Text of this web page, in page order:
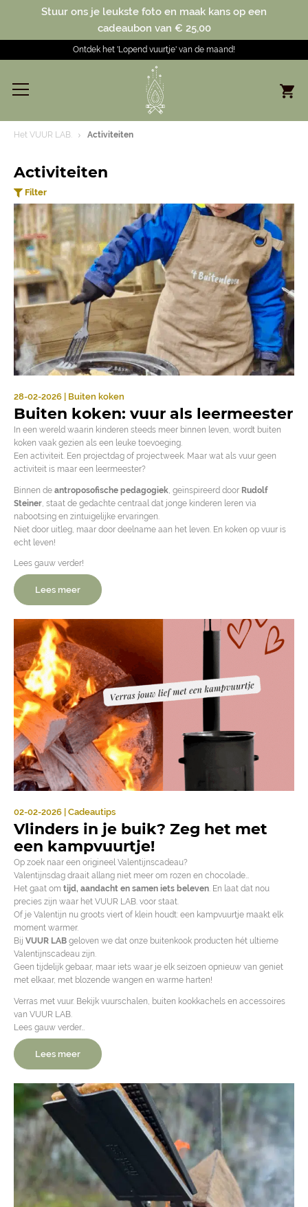
Stuur ons je leukste foto en maak kans op een
cadeaubon van € 25,00
Ontdek het 'Lopend vuurtje' van de maand!
Het VUUR LAB. Activiteiten
Activiteiten
Filter
28-02-2026 | Buiten koken
Buiten koken: vuur als leermeester
In een wereld waarin kinderen steeds meer binnen leven, wordt buiten
koken vaak gezien als een leuke toevoeging.
Een activiteit. Een projectdag of projectweek. Maar wat als vuur geen
activiteit is maar een leermeester?
Binnen de antroposofische pedagogiek , geïnspireerd door Rudolf
Steiner , staat de gedachte centraal dat jonge kinderen leren via
nabootsing en zintuigelijke ervaringen.
Niet door uitleg, maar door deelname aan het leven. En koken op vuur is
echt leven!
Lees gauw verder!
Lees meer
02-02-2026 | Cadeautips
Vlinders in je buik? Zeg het met
een kampvuurtje!
Op zoek naar een origineel Valentijnscadeau?
Valentijnsdag draait allang niet meer om rozen en chocolade…
Het gaat om tijd, aandacht en samen iets beleven. En laat dat nou
precies zijn waar het VUUR LAB. voor staat.
Of je Valentijn nu groots viert of klein houdt: een kampvuurtje maakt elk
moment warmer.
Bij VUUR LAB geloven we dat onze buitenkook producten hét ultieme
Valentijnscadeau zijn.
Geen tijdelijk gebaar, maar iets waar je elk seizoen opnieuw van geniet
met elkaar, met blozende wangen en warme harten!
Verras met vuur. Bekijk vuurschalen, buiten kookkachels en accessoires
van VUUR LAB.
Lees gauw verder…
Lees meer